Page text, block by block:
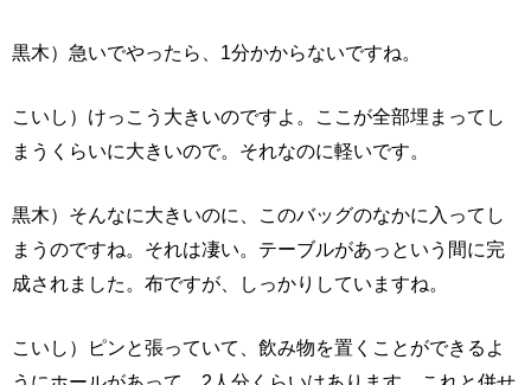
黒木）急いでやったら、1分かからないですね。
こいし）けっこう大きいのですよ。ここが全部埋まってし
まうくらいに大きいので。それなのに軽いです。
黒木）そんなに大きいのに、このバッグのなかに入ってし
まうのですね。それは凄い。テーブルがあっという間に完
成されました。布ですが、しっかりしていますね。
こいし）ピンと張っていて、飲み物を置くことができるよ